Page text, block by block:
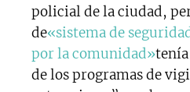
policial de la ciudad,
de«sistema de
por la comunidad»
de los programas de